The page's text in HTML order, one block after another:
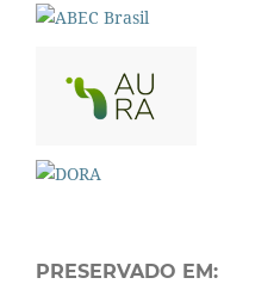
PRESERVADO EM: